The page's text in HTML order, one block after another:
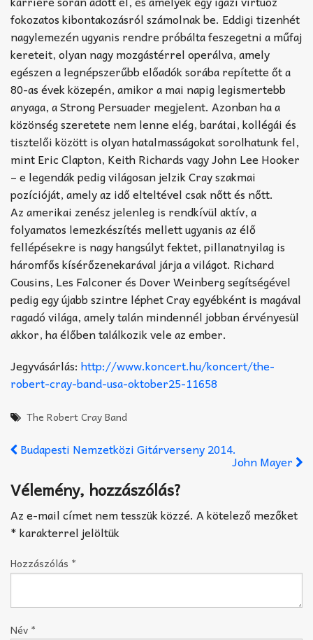
fokozatos kibontakozásról számolnak be. Eddigi tizenhét
nagylemezén ugyanis rendre próbálta feszegetni a műfaj
kereteit, olyan nagy mozgástérrel operálva, amely
egészen a legnépszerűbb előadók sorába repítette őt a
80-as évek közepén, amikor a mai napig legismertebb
anyaga, a Strong Persuader megjelent. Azonban ha a
közönség szeretete nem lenne elég, barátai, kollégái és
tisztelői között is olyan hatalmasságokat sorolhatunk fel,
mint Eric Clapton, Keith Richards vagy John Lee Hooker
– e legendák pedig világosan jelzik Cray szakmai
pozícióját, amely az idő elteltével csak nőtt és nőtt.
Az amerikai zenész jelenleg is rendkívül aktív, a
folyamatos lemezkészítés mellett ugyanis az élő
fellépésekre is nagy hangsúlyt fektet, pillanatnyilag is
háromfős kísérőzenekarával járja a világot. Richard
Cousins, Les Falconer és Dover Weinberg segítségével
pedig egy újabb szintre léphet Cray egyébként is magával
ragadó világa, amely talán mindennél jobban érvényesül
akkor, ha élőben találkozik vele az ember.
Jegyvásárlás: http://www.koncert.hu/koncert/the-
robert-cray-band-usa-oktober25-11658
The Robert Cray Band
Budapesti Nemzetközi Gitárverseny 2014.
John Mayer
Vélemény, hozzászólás?
Az e-mail címet nem tesszük közzé. A kötelező mezőket
*karakterrel jelöltük
Hozzászólás *
Név *